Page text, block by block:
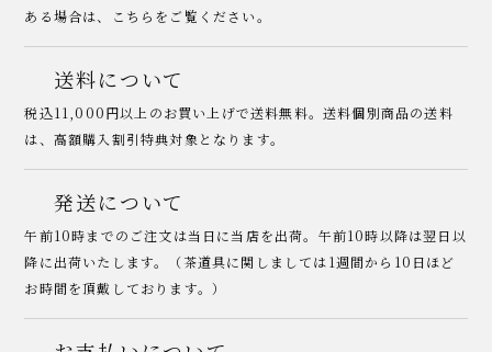
ある場合は、こちらをご覧ください。
送料について
税込11,000円以上のお買い上げで送料無料。送料個別商品の送料
は、高額購入割引特典対象となります。
発送について
午前10時までのご注文は当日に当店を出荷。午前10時以降は翌日以
降に出荷いたします。（茶道具に関しましては1週間から10日ほど
お時間を頂戴しております。）